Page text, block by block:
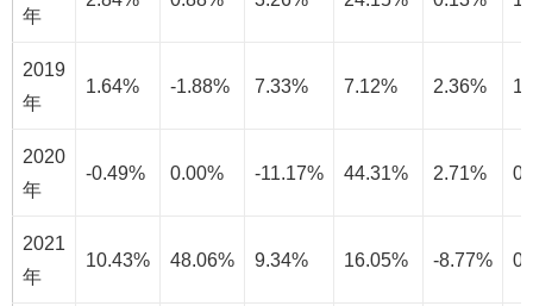
年
2019
年
1.64% -1.88% 7.33% 7.12% 2.36%
2020
年
-0.49% 0.00% -11.17% 44.31% 2.71%
2021
年
10.43% 48.06% 9.34% 16.05% -8.77%